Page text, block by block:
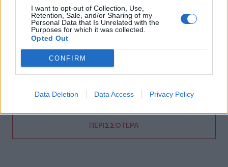
I want to opt-out of Collection, Use,
Retention, Sale, and/or Sharing of my
Personal Data that Is Unrelated with the
Purposes for which it was collected.
Opted Out
CONFIRM
Data Deletion Data Access Privacy Policy
έπεσε σε πηγάδι
Ηράκλειο: Με λαμπρότητα και κατάνυξη ο εορτασμός του
Αγίου Μύρωνος
κατανάλωση αλκοόλ
ΠΕΡΙΣΣΟΤΕΡΑ